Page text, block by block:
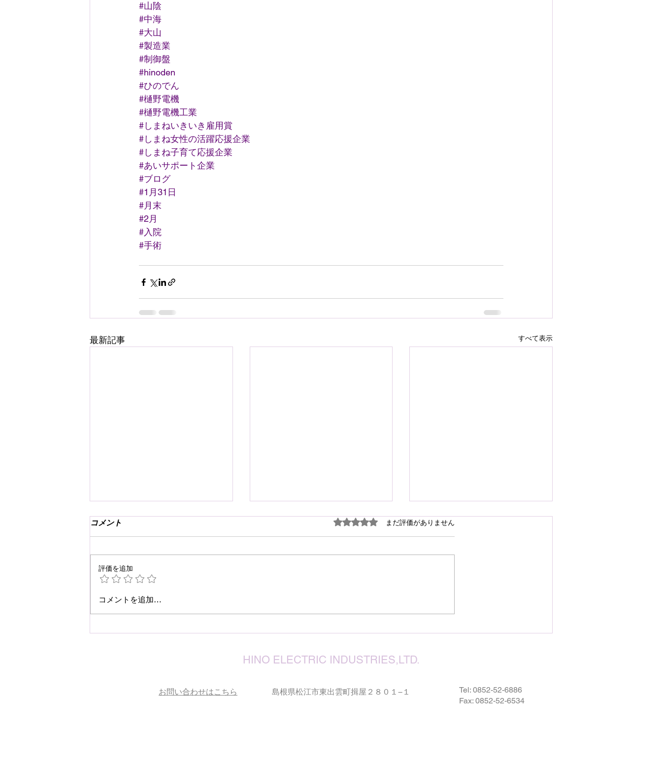
#山陰
#中海
#大山
#製造業
#制御盤
#hinoden
#ひのでん
#樋野電機
#樋野電機工業
#しまねいきいき雇用賞
#しまね女性の活躍応援企業
#しまね子育て応援企業
#あいサポート企業
#ブログ
#1月31日
#月末
#2月
#入院
#手術
最新記事 すべて表示
☆肩こり・腰痛予防☆
謹んで熊本県の地震災害のお
確保されますとともに、速やかに
コメント 5つ星のうち0と評価されています。
まだ評価がありません
評価を追加
コメントを追加…
HINO ELECTRIC INDUSTRIES,LTD.
お問い合わせはこちら 島根県松江市東出雲町揖屋２８０１−１ Tel: 0852-52-6886
Fax: 0852-52-6534